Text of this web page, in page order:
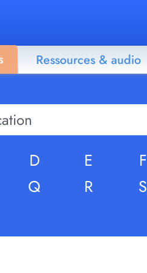
Ressources & audio
D E F
Q R S